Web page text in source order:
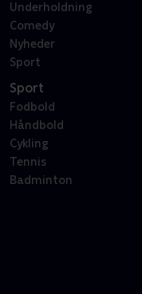
Underholdning
Comedy
Nyheder
Sport
Sport
Fodbold
Håndbold
Cykling
Tennis
Badminton